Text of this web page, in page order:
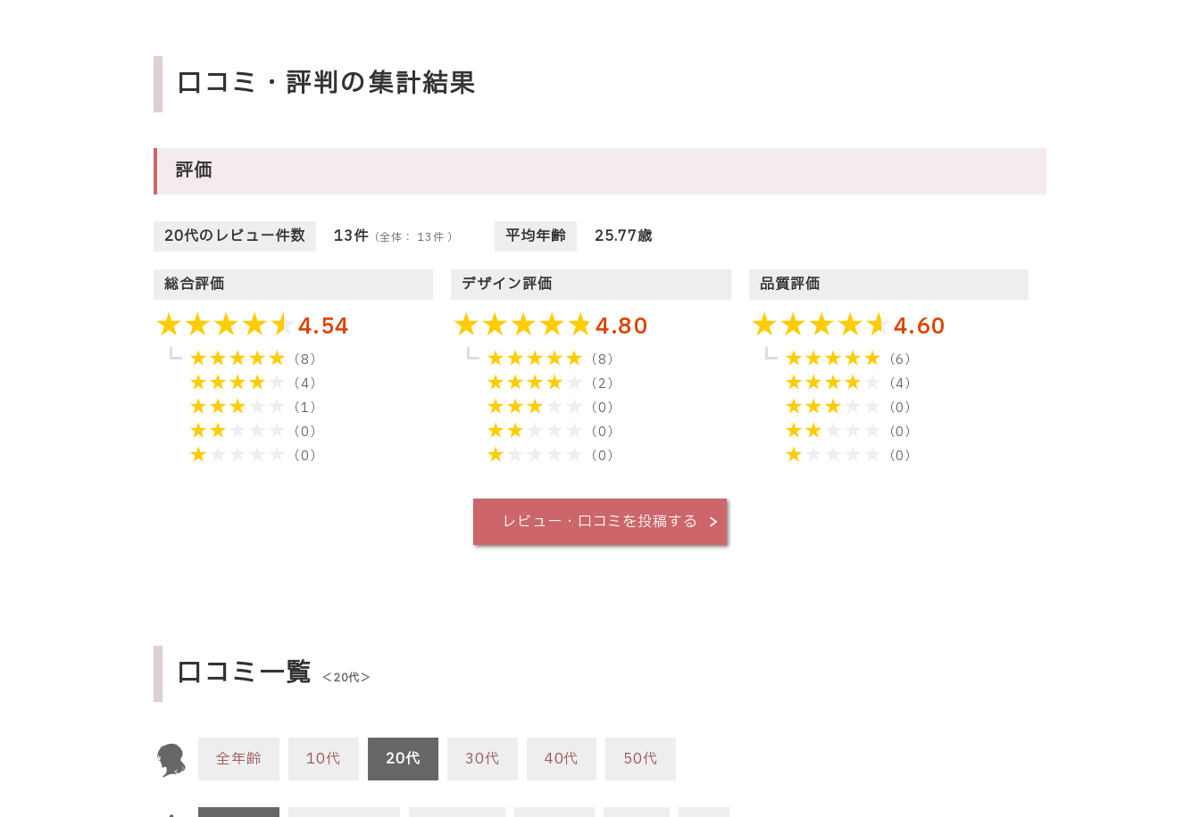
口コミ・評判の集計結果
評価
20代のレビュー件数 13件（全体： 13件 ） 平均年齢 25.77歳
総合評価
4.54
（8）
（4）
（1）
（0）
（0）
デザイン評価
4.80
（8）
（2）
（0）
（0）
（0）
品質評価
4.60
（6）
（4）
（0）
（0）
（0）
レビュー・口コミを投稿する
口コミ一覧 ＜20代＞
全年齢 10代 20代 30代 40代 50代